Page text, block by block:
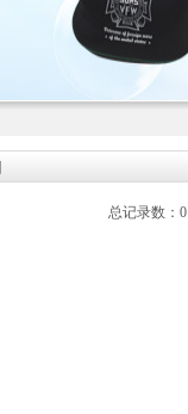
总记录数